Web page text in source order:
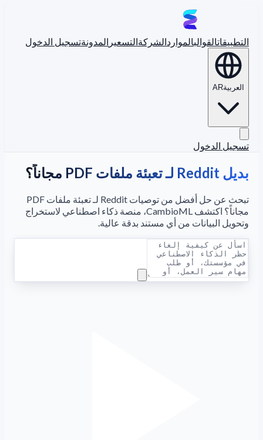
التطبيقاتالقوالبالمواردالشركةالتسعير المدونةتسجيل الدخول
العربيةAR
تسجيل الدخول
بديل Reddit لـ تعبئة ملفات PDF مجاناً؟
تبحث عن حل أفضل من توصيات Reddit لـ تعبئة ملفات PDF
مجاناً؟ اكتشف CambioML، منصة ذكاء اصطناعي لاستخراج
وتحويل البيانات من أي مستند بدقة عالية.